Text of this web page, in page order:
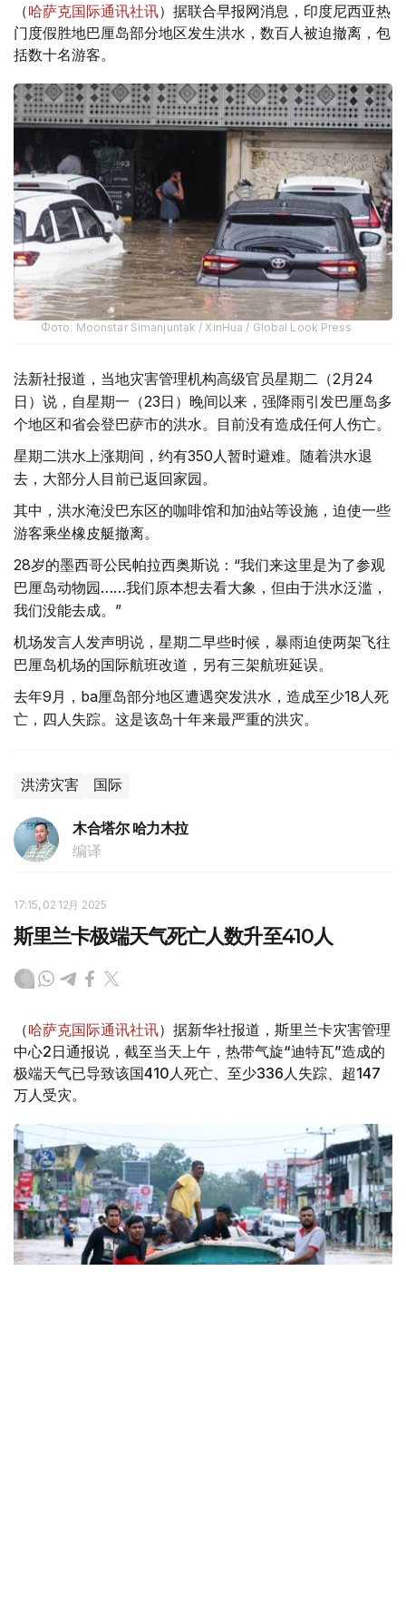
（哈萨克国际通讯社讯）据联合早报网消息，印度尼西亚热
门度假胜地巴厘岛部分地区发生洪水，数百人被迫撤离，包
括数十名游客。
Фото: Moonstar Simanjuntak / XinHua / Global Look Press
法新社报道，当地灾害管理机构高级官员星期二（2月24
日）说，自星期一（23日）晚间以来，强降雨引发巴厘岛多
个地区和省会登巴萨市的洪水。目前没有造成任何人伤亡。
星期二洪水上涨期间，约有350人暂时避难。随着洪水退
去，大部分人目前已返回家园。
其中，洪水淹没巴东区的咖啡馆和加油站等设施，迫使一些
游客乘坐橡皮艇撤离。
28岁的墨西哥公民帕拉西奥斯说：“我们来这里是为了参观
巴厘岛动物园……我们原本想去看大象，但由于洪水泛滥，
我们没能去成。”
机场发言人发声明说，星期二早些时候，暴雨迫使两架飞往
巴厘岛机场的国际航班改道，另有三架航班延误。
去年9月，ba厘岛部分地区遭遇突发洪水，造成至少18人死
亡，四人失踪。这是该岛十年来最严重的洪灾。
洪涝灾害 国际
木合塔尔 哈力木拉
编译
17:15, 02 12月 2025
斯里兰卡极端天气死亡人数升至410人
（哈萨克国际通讯社讯）据新华社报道，斯里兰卡灾害管理
中心2日通报说，截至当天上午，热带气旋“迪特瓦”造成的
极端天气已导致该国410人死亡、至少336人失踪、超147
万人受灾。